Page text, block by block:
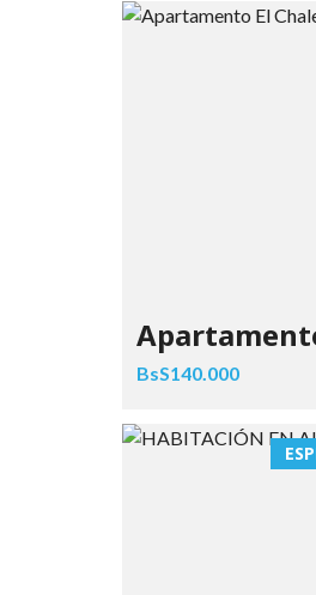
BsS140.000